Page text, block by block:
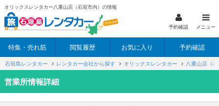
オリックスレンタカー八重山店（石垣市内）の情報
予約確認 メニュー
特集・売れ筋 閲覧履歴 お気に入り 予約確認
石垣島レンタカー レンタカー会社から探す オリックスレンタカー 八重山店（
営業所情報詳細